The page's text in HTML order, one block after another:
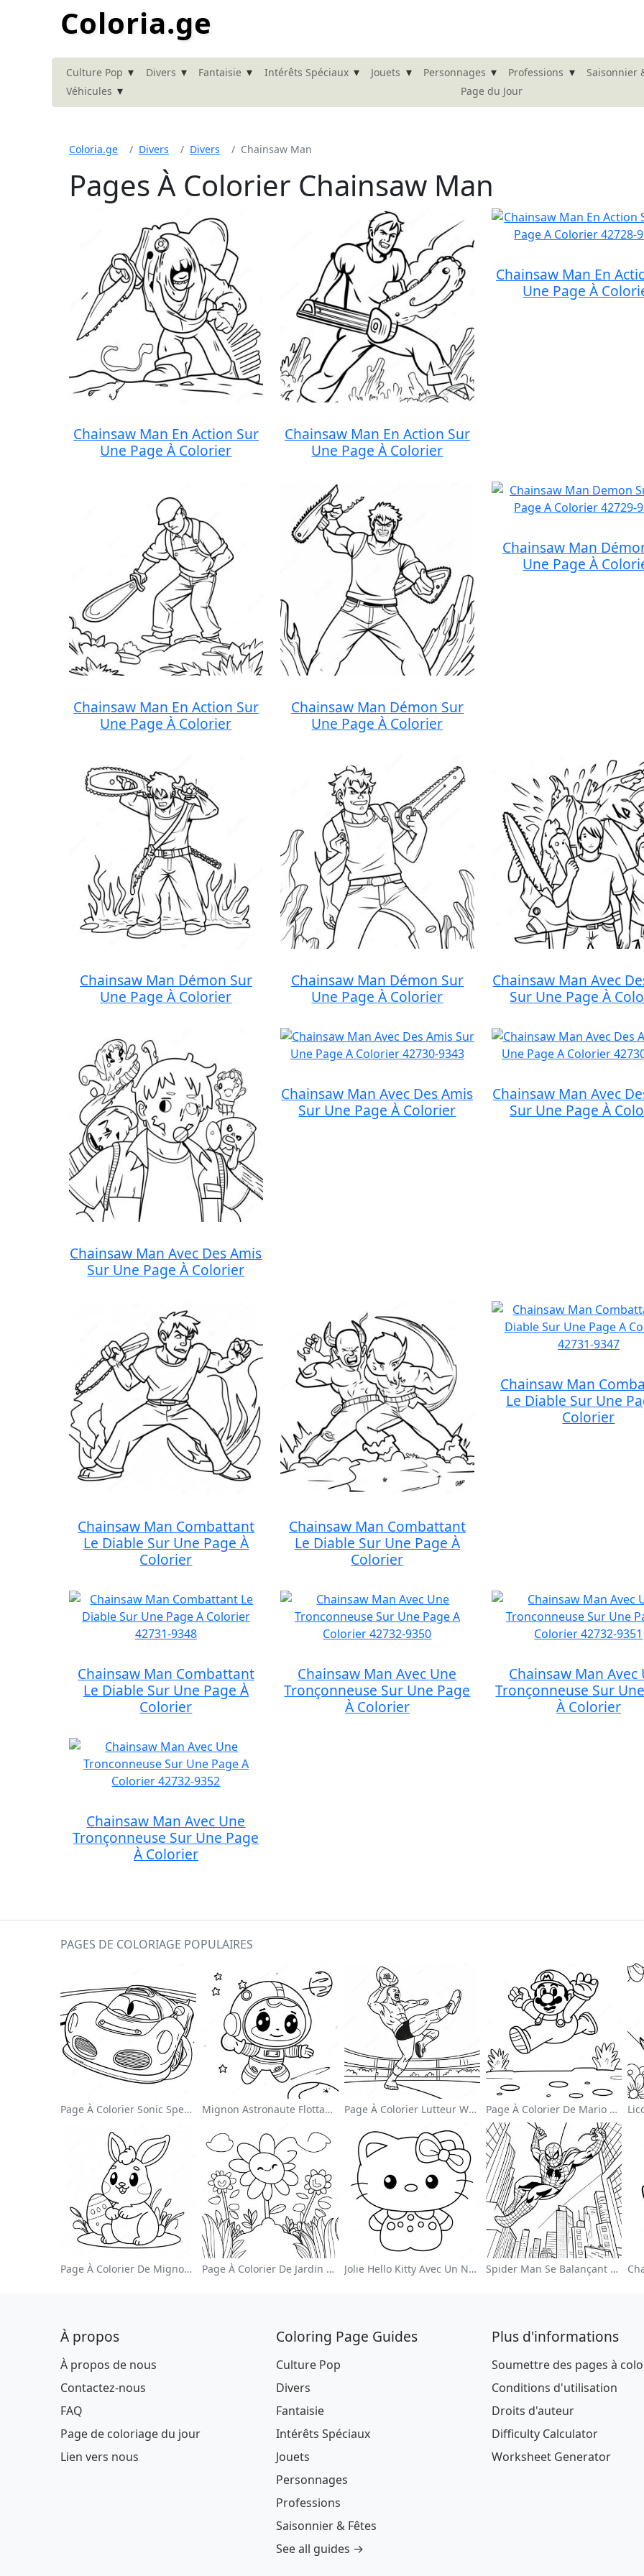
Coloria.ge
Culture Pop ▾ Divers ▾ Fantaisie ▾ Intérêts Spéciaux ▾ Jouets ▾ Personnages ▾ Professions ▾ Saisonnier
Véhicules ▾ Page du Jour
Coloria.ge Divers Divers Chainsaw Man
Pages À Colorier Chainsaw Man
Chainsaw Man En Action Sur
Une Page À Colorier
Chainsaw Man En Action Sur
Une Page À Colorier
Chainsaw Man En
Une Page À
Chainsaw Man En Action Sur
Une Page À Colorier
Chainsaw Man Démon Sur
Une Page À Colorier
Chainsaw Man
Une Page À
Chainsaw Man Démon Sur
Une Page À Colorier
Chainsaw Man Démon Sur
Une Page À Colorier
Chainsaw Man Avec
Sur Une Page À
Chainsaw Man Avec Des Amis
Sur Une Page À Colorier
Chainsaw Man Avec Des Amis
Sur Une Page À Colorier
Chainsaw Man Avec
Sur Une Page À
Chainsaw Man Combattant
Le Diable Sur Une Page À
Colorier
Chainsaw Man Combattant
Le Diable Sur Une Page À
Colorier
Chainsaw Man
Le Diable Sur Une
Colorier
Chainsaw Man Combattant
Le Diable Sur Une Page À
Colorier
Chainsaw Man Avec Une
Tronçonneuse Sur Une Page
À Colorier
Chainsaw Man Avec
Tronçonneuse Sur
À Colorier
Chainsaw Man Avec Une
Tronçonneuse Sur Une Page
À Colorier
PAGES DE COLORIAGE POPULAIRES
Page À Colorier Sonic Speedster Mignon Astronaute Flottant Dans L'espace Page À Colorier Page À Colorier Lutteur Wwe Sautant Sur Un Adversaire Page À Colorier De Mario Sautant Par-Dessus Des Goombas
Page À Colorier De Mignon Lapin De Pâques Page À Colorier De Jardin De Fleurs Colorées Jolie Hello Kitty Avec Un Nœud Page À Colorier Spider Man Se Balançant À Travers La Ville Page À Colorier
À propos
À propos de nous
Contactez-nous
FAQ
Page de coloriage du jour
Lien vers nous
Coloring Page Guides
Culture Pop
Divers
Fantaisie
Intérêts Spéciaux
Jouets
Personnages
Professions
Saisonnier & Fêtes
See all guides →
Plus d'informations
Soumettre des pages à
Conditions d'utilisation
Droits d'auteur
Difficulty Calculator
Worksheet Generator